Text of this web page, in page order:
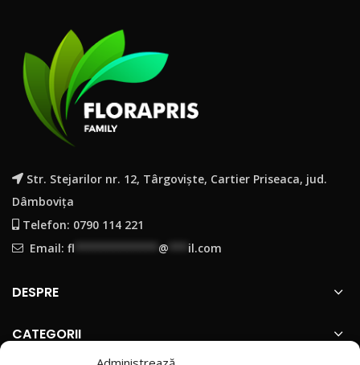
Str. Stejarilor nr. 12, Târgoviște, Cartier Priseaca, jud.
Dâmbovița
Telefon: 0790 114 221
Email: fl @ il.com
DESPRE
CATEGORII